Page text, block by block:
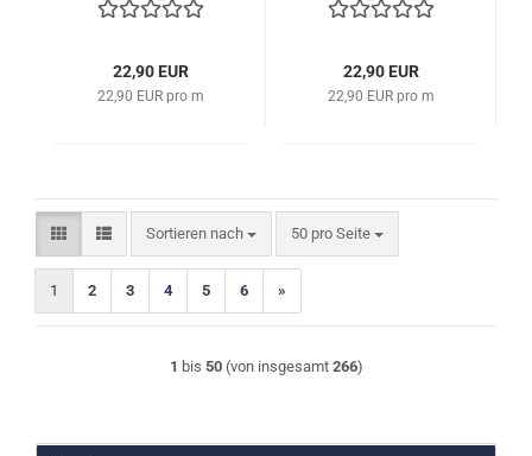
22,90 EUR
22,90 EUR pro m
22,90 EUR
22,90 EUR pro m
Sortieren nach
Sortieren nach 50 pro Seite
pro Seite
1 2 3 4 5 6 »
1 bis 50(von insgesamt 266)